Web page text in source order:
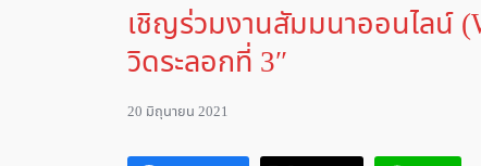
เชิญร่วมงานสัมมนาออนไลน์
วิดระลอกที่ 3″
20 มิถุนายน 2021